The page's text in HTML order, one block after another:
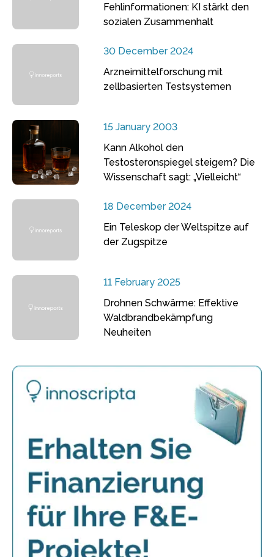
Fehlinformationen: KI stärkt den
sozialen Zusammenhalt
30 December 2024
Arzneimittelforschung mit
zellbasierten Testsystemen
15 January 2003
Kann Alkohol den
Testosteronspiegel steigern? Die
Wissenschaft sagt: „Vielleicht“
18 December 2024
Ein Teleskop der Weltspitze auf
der Zugspitze
11 February 2025
Drohnen Schwärme: Effektive
Waldbrandbekämpfung
Neuheiten